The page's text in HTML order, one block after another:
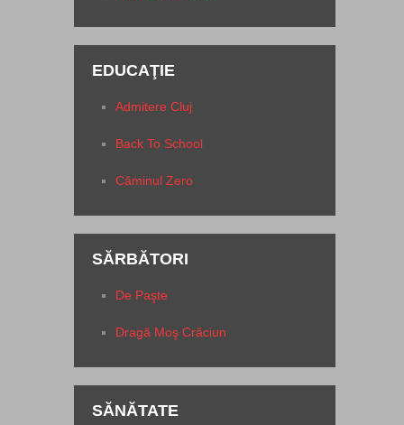
EDUCAŢIE
Admitere Cluj
Back To School
Căminul Zero
SĂRBĂTORI
De Paşte
Dragă Moş Crăciun
SĂNĂTATE